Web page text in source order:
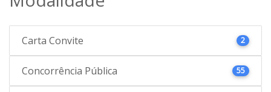
Carta Convite 2
Concorrência Pública 55